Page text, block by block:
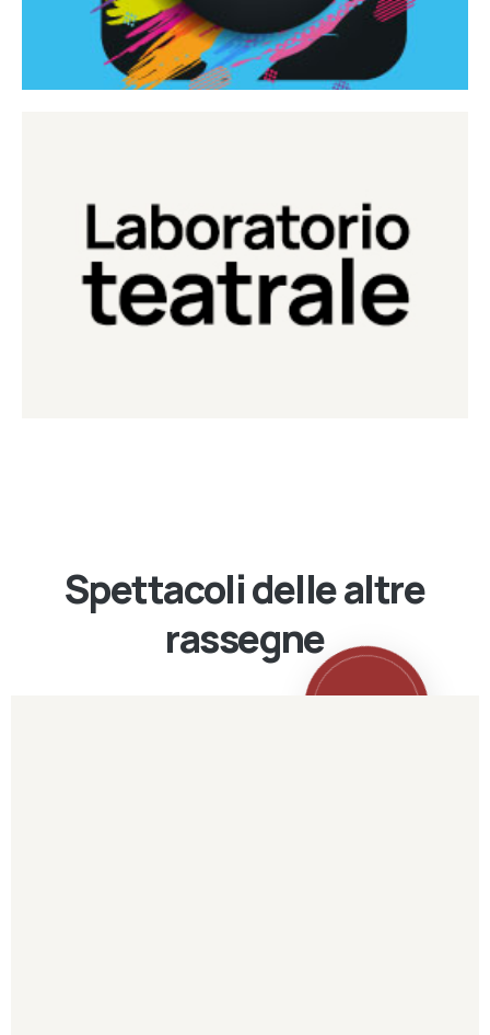
Laboratorio Teatrale
Laboratorio di teatro del Teatro Eduardo de Filippo
Continua
Spettacoli delle altre
rassegne